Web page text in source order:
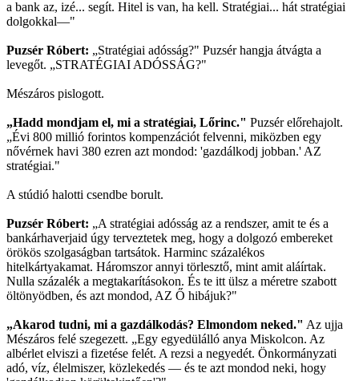
a bank az, izé... segít. Hitel is van, ha kell. Stratégiai... hát stratégiai
dolgokkal—"
Puzsér Róbert: „Stratégiai adósság?" Puzsér hangja átvágta a
levegőt. „STRATÉGIAI ADÓSSÁG?"
Mészáros pislogott.
„Hadd mondjam el, mi a stratégiai, Lőrinc." Puzsér előrehajolt.
„Évi 800 millió forintos kompenzációt felvenni, miközben egy
nővérnek havi 380 ezren azt mondod: 'gazdálkodj jobban.' AZ
stratégiai."
A stúdió halotti csendbe borult.
Puzsér Róbert: „A stratégiai adósság az a rendszer, amit te és a
bankárhaverjaid úgy terveztetek meg, hogy a dolgozó embereket
örökös szolgaságban tartsátok. Harminc százalékos
hitelkártyakamat. Háromszor annyi törlesztő, mint amit aláírtak.
Nulla százalék a megtakarításokon. És te itt ülsz a méretre szabott
öltönyödben, és azt mondod, AZ Ő hibájuk?"
„Akarod tudni, mi a gazdálkodás? Elmondom neked." Az ujja
Mészáros felé szegezett. „Egy egyedülálló anya Miskolcon. Az
albérlet elviszi a fizetése felét. A rezsi a negyedét. Önkormányzati
adó, víz, élelmiszer, közlekedés — és te azt mondod neki, hogy